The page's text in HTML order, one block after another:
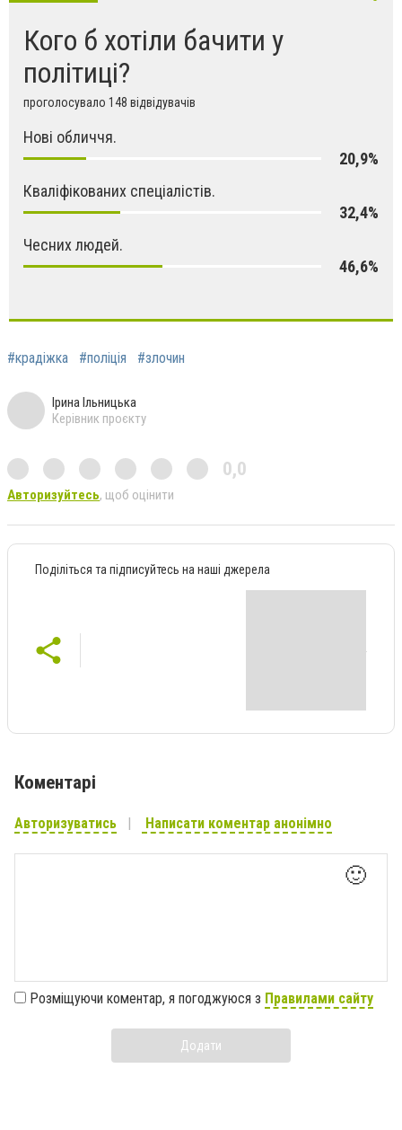
Кого б хотіли бачити у
політиці?
проголосувало 148 відвідувачів
Нові обличчя.
20,9%
Кваліфікованих спеціалістів.
32,4%
Чесних людей.
46,6%
#крадіжка #поліція #злочин
Ірина Ільницька
Керівник проєкту
0,0
Авторизуйтесь, щоб оцінити
Поділіться та підписуйтесь на наші джерела
Коментарі
Авторизуватись Написати коментар анонімно
🙂
Розміщуючи коментар, я погоджуюся з Правилами сайту
Додати